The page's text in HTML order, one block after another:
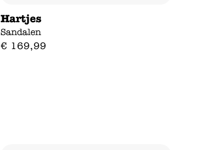
Hartjes
Sandalen
€ 169,99